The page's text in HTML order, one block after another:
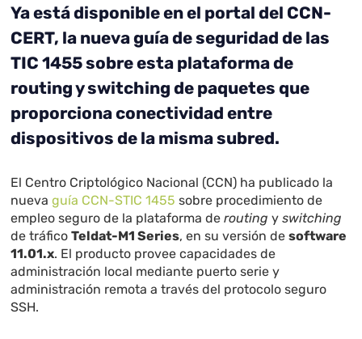
Ya está disponible en el portal del CCN-
CERT, la nueva guía de seguridad de las
TIC 1455 sobre esta plataforma de
routing y switching de paquetes que
proporciona conectividad entre
dispositivos de la misma subred.
El Centro Criptológico Nacional (CCN) ha publicado la
nuevaguía CCN-STIC 1455 sobre procedimiento de
empleo seguro de la plataforma derouting yswitching
de tráficoTeldat-M1 Series, en su versión desoftware
11.01.x. El producto provee capacidades de
administración local mediante puerto serie y
administración remota a través del protocolo seguro
SSH.